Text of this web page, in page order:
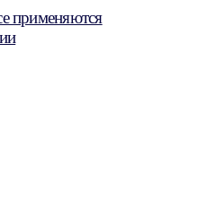
применяются